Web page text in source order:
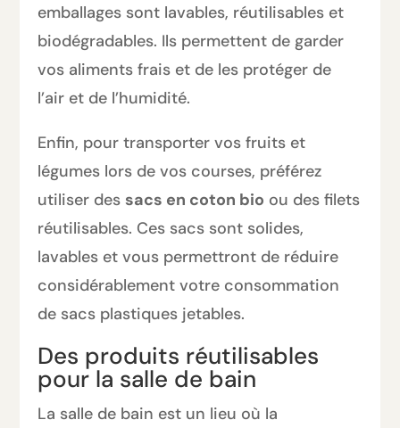
emballages sont lavables, réutilisables et
biodégradables. Ils permettent de garder
vos aliments frais et de les protéger de
l’air et de l’humidité.
Enfin, pour transporter vos fruits et
légumes lors de vos courses, préférez
utiliser dessacs en coton bio ou des filets
réutilisables. Ces sacs sont solides,
lavables et vous permettront de réduire
considérablement votre consommation
de sacs plastiques jetables.
Des produits réutilisables
pour la salle de bain
La salle de bain est un lieu où la